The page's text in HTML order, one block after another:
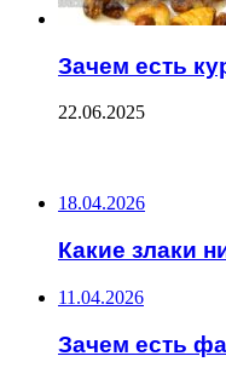
Зачем есть
22.06.2025
18.04.2026
Какие злаки
11.04.2026
Зачем есть